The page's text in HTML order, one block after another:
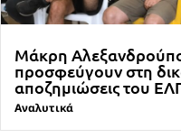
Μάκρη
προσφεύγουν στη
αποζημιώσεις του
Αναλυτικά